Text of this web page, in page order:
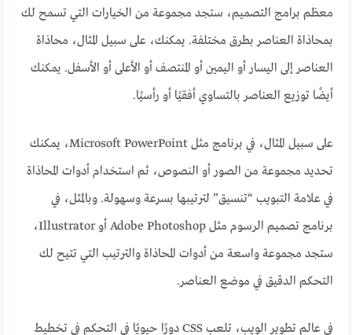
معظم برامج التصميم، ستجد مجموعة من الخيارات التي تسمح لك
بمحاذاة العناصر بطرق مختلفة. يمكنك، على سبيل المثال، محاذاة
العناصر إلى اليسار أو اليمين أو المنتصف أو الأعلى أو الأسفل. يمكنك
أيضًا توزيع العناصر بالتساوي أفقيًا أو رأسيًا.
على سبيل المثال، في برنامج مثل Microsoft PowerPoint، يمكنك
تحديد مجموعة من الصور أو النصوص، ثم استخدام أدوات المحاذاة
في علامة التبويب “تنسيق” لترتيبها بسرعة وسهولة. وبالمثل، في
برنامج تصميم الرسوم مثل Adobe Photoshop أو Illustrator،
ستجد مجموعة واسعة من أدوات المحاذاة والترتيب التي تتيح لك
التحكم الدقيق في موضع العناصر.
في عالم تطوير الويب، تلعب CSS دورًا حيويًا في التحكم في تخطيط